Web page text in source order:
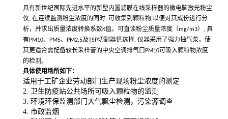
具有新世纪国际先进水平的新型内置滤膜在线采样器的微电脑激光粉尘
仪, 在连续监测粉尘浓度的同时, 可收集到颗粒物,以便对其成份进行分
析，并求出质量浓度转换系数K值。可直读粉尘质量浓度（mg/m3） , 具
有PM10、 PM5、 PM2.5及TSP切割器供选择. 仪器采用了强力抽气泵，使
其更适合需配备较长采样管的中央空调排气口 PM10可吸入颗粒物浓度
的检测。
具体使用场所如下：
适用于工矿企业劳动部门生产现场粉尘浓度的测定
2. 卫生防疫站公共场所可吸入颗粒物的监测
3. 环境环保监测部门大气飘尘检测，污染源调查
4. 市政监烟